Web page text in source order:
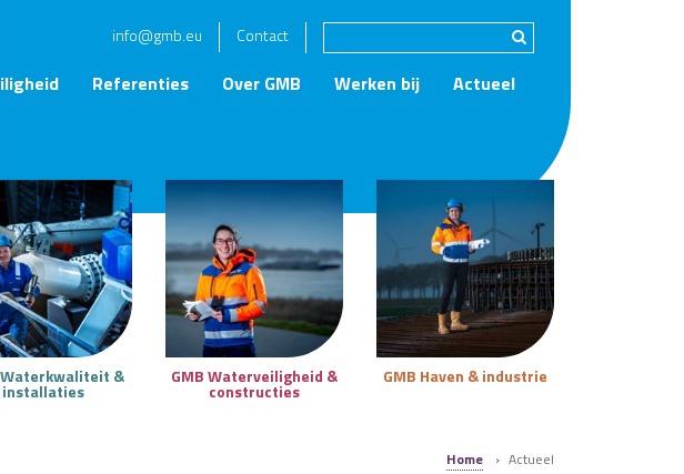
info@gmb.eu Contact
Referenties Over GMB Werken bij Actueel
Waterkwaliteit &
installaties
GMB Waterveiligheid &
constructies
GMB Haven & industrie
Home › Actueel